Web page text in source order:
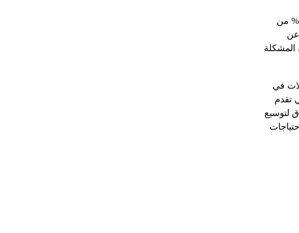
أظهرت دراسة حديثة أجرتها شركة روبرت والترز المتخصصة في التوظيف، أن 53% من
أعرب 62% منهم عن
المشكلة
والمواصلات في
تقدم
لتوسيع